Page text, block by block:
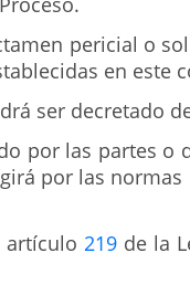
pericial o
en este
ser decretado
por las partes o
por las normas
artículo 219 de la